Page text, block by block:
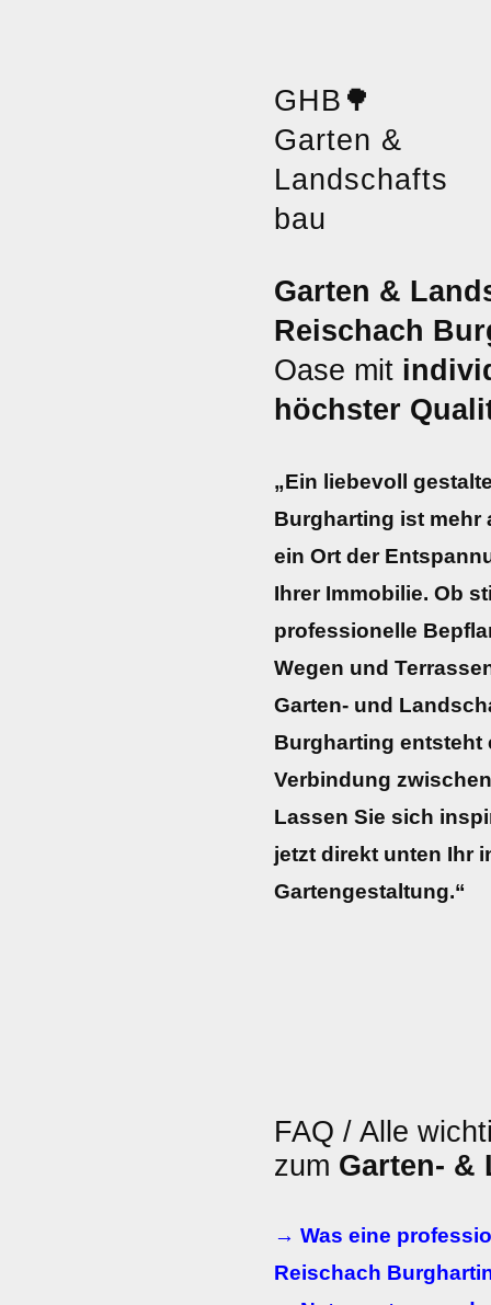
GHB 🌳
Garten &
Landschafts
bau
Garten &
Reischach
Oase mit
höchster
„Ein liebevoll
Burgharting ist mehr
ein Ort der
Ihrer Immobilie. Ob
professionelle
Wegen und
Garten- und
Burgharting entsteht
Verbindung
Lassen Sie sich
jetzt direkt unten Ihr
Gartengestaltung.“
FAQ / Alle
zum Garten- &
→ Was eine
Reischach